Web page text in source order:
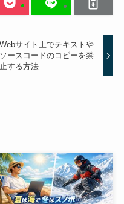
Webサイト上でテキストや
ソースコードのコピーを禁
止する方法